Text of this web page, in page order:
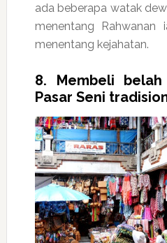
ada beberapa watak
menentang Rahwanan
menentang kejahatan.
8. Membeli
Pasar Seni